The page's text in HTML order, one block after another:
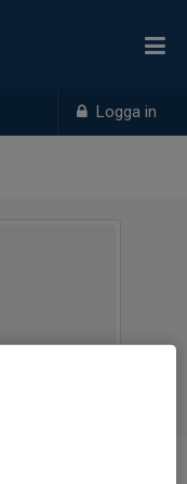
Logga in